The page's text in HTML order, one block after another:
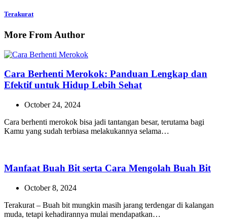
Terakurat
More From Author
Cara Berhenti Merokok: Panduan Lengkap dan
Efektif untuk Hidup Lebih Sehat
October 24, 2024
Cara berhenti merokok bisa jadi tantangan besar, terutama bagi
Kamu yang sudah terbiasa melakukannya selama…
Manfaat Buah Bit serta Cara Mengolah Buah Bit
October 8, 2024
Terakurat – Buah bit mungkin masih jarang terdengar di kalangan
muda, tetapi kehadirannya mulai mendapatkan…